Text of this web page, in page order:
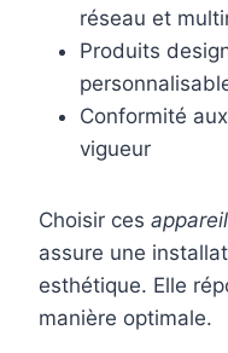
réseau et
Produits
Conformité
vigueur
Choisir ces
assure une
esthétique. Elle
manière optimale.